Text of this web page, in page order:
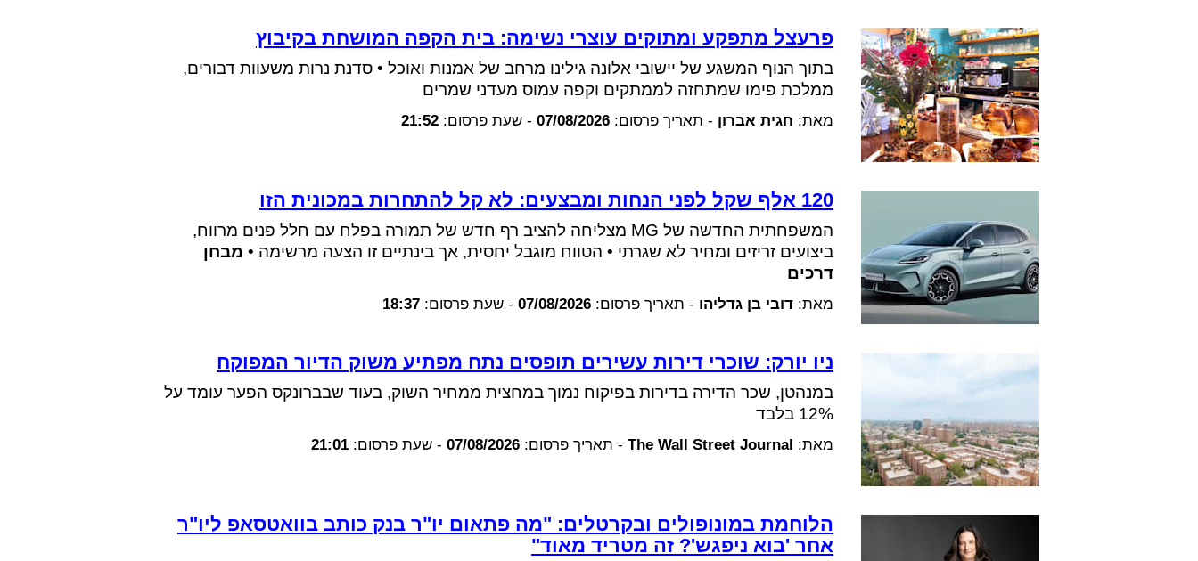
פרעצל מתפקע ומתוקים עוצרי נשימה: בית הקפה המושחת בקיבוץ
בתוך הנוף המשגע של יישובי אלונה גילינו מרחב של אמנות ואוכל • סדנת נרות משעוות דבורים,
ממלכת פימו שמתחזה לממתקים וקפה עמוס מעדני שמרים
מאת: חגית אברון - תאריך פרסום: 07/08/2026
- שעת פרסום: 21:52
120 אלף שקל לפני הנחות ומבצעים: לא קל להתחרות במכונית הזו
המשפחתית החדשה של MG מצליחה להציב רף חדש של תמורה בפלח עם חלל פנים מרווח,
ביצועים זריזים ומחיר לא שגרתי • הטווח מוגבל יחסית, אך בינתיים זו הצעה מרשימה • מבחן
דרכים
מאת: דובי בן גדליהו - תאריך פרסום: 07/08/2026
- שעת פרסום: 18:37
ניו יורק: שוכרי דירות עשירים תופסים נתח מפתיע משוק הדיור המפוקח
במנהטן, שכר הדירה בדירות בפיקוח נמוך במחצית ממחיר השוק, בעוד שבברונקס הפער עומד על
12% בלבד
מאת: The Wall Street Journal
- תאריך פרסום: 07/08/2026
- שעת פרסום: 21:01
הלוחמת במונופולים ובקרטלים: "מה פתאום יו"ר בנק כותב בוואטסאפ ליו"ר
אחר 'בוא ניפגש'? זה מטריד מאוד"